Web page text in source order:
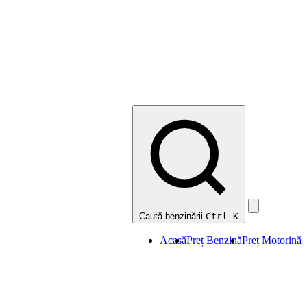
Caută benzinării Ctrl K
AcasăPreț BenzinăPreț Motorină